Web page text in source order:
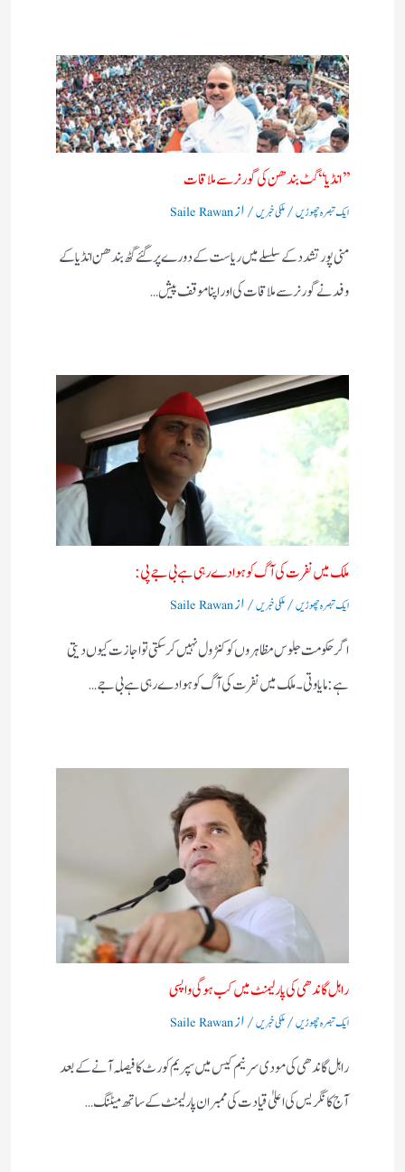
’’ انڈیا‘‘ گٹ بندھن کی گورنر سے ملاقات
ایک تبصرہ چھوڑیں/ملکی خبریں/ ازSaile Rawan
منی پور تشدد کے سلسلے میں ریاست کے دورے پر گئے گٹھ بندھن انڈیا کے
وفد نے گورنر سے ملاقات کی اور اپنا موقف پیش…
ملک میں نفرت کی آگ کو ہوا دے رہی ہے بی جے پی:
ایک تبصرہ چھوڑیں/ملکی خبریں/ ازSaile Rawan
اگر حکومت جلوس مظاہروں کو کنٹرول نہیں کرسکتی تو اجازت کیوں دیتی
ہے:مایاوتی۔ ملک میں نفرت کی آگ کو ہوا دے رہی ہے بی جے…
راہل گاندھی کی پارلیمنٹ میں کب ہوگی واپسی
ایک تبصرہ چھوڑیں/ملکی خبریں/ ازSaile Rawan
راہل گاندھی کی مودی سرنیم کیس میں سپریم کورٹ کا فیصلہ آنے کے بعد
آج کانگریس کی اعلیٰ قیادت کی ممبران پارلیمنٹ کے ساتھ میٹنگ…